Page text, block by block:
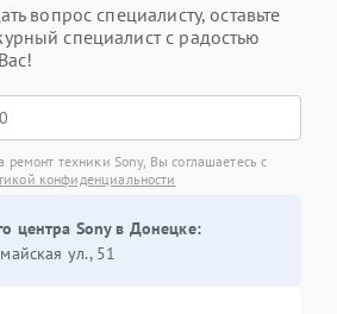
вопрос специалисту, оставьте
специалист с радостью
ремонт техники Sony, Вы соглашаетесь с
конфиденциальности
центра Sony в Донецке:
ул., 51